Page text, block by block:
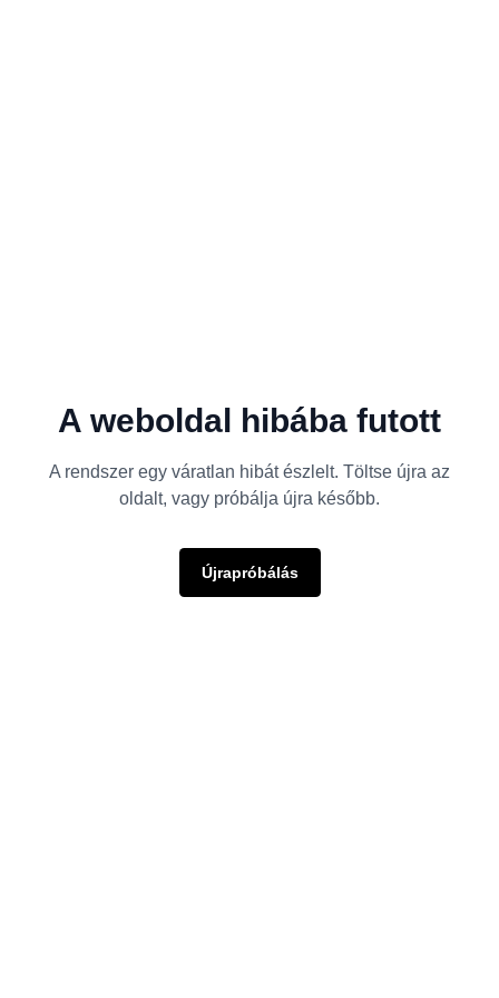
A weboldal hibába futott
A rendszer egy váratlan hibát észlelt. Töltse újra az
oldalt, vagy próbálja újra később.
Újrapróbálás